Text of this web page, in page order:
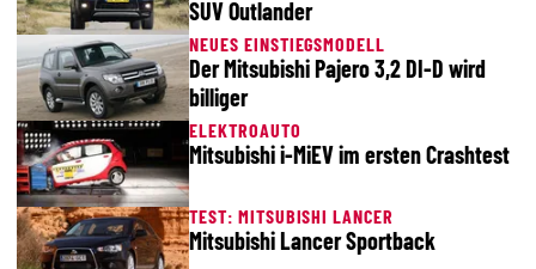
SUV Outlander
NEUES EINSTIEGSMODELL
Der Mitsubishi Pajero 3,2 DI-D wird
billiger
ELEKTROAUTO
Mitsubishi i-MiEV im ersten Crashtest
TEST: MITSUBISHI LANCER
Mitsubishi Lancer Sportback